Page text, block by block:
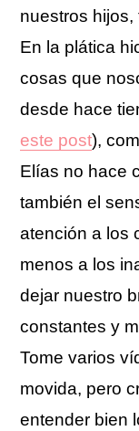
nuestros
En la plática
cosas que
desde hace
este post),
Elías no hace
también el
atención a los
menos a los
dejar nuestro
constantes y
Tome varios
movida, pero
entender bien